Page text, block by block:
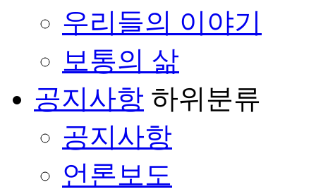
우리들의 이야기
보통의 삶
공지사항 하위분류
공지사항
언론보도